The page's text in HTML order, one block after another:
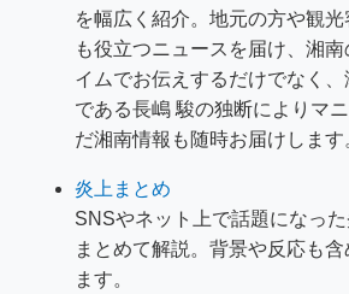
を幅広く紹介。地元の方や観
も役立つニュースを届け、湘
イムでお伝えするだけでなく
である長嶋 駿の独断によりマ
だ湘南情報も随時お届けします
炎上まとめ
SNSやネット上で話題になっ
まとめて解説。背景や反応も含
ます。